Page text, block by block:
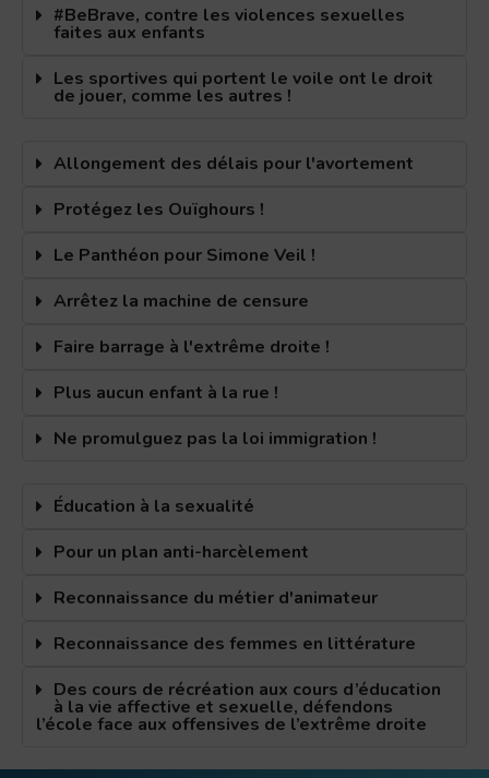
#BeBrave, contre les violences sexuelles
faites aux enfants
Les sportives qui portent le voile ont le droit
de jouer, comme les autres !
Allongement des délais pour l'avortement
Protégez les Ouïghours !
Le Panthéon pour Simone Veil !
Arrêtez la machine de censure
Faire barrage à l'extrême droite !
Plus aucun enfant à la rue !
Ne promulguez pas la loi immigration !
Éducation à la sexualité
Pour un plan anti-harcèlement
Reconnaissance du métier d'animateur
Reconnaissance des femmes en littérature
Des cours de récréation aux cours d’éducation
à la vie affective et sexuelle, défendons
l’école face aux offensives de l’extrême droite